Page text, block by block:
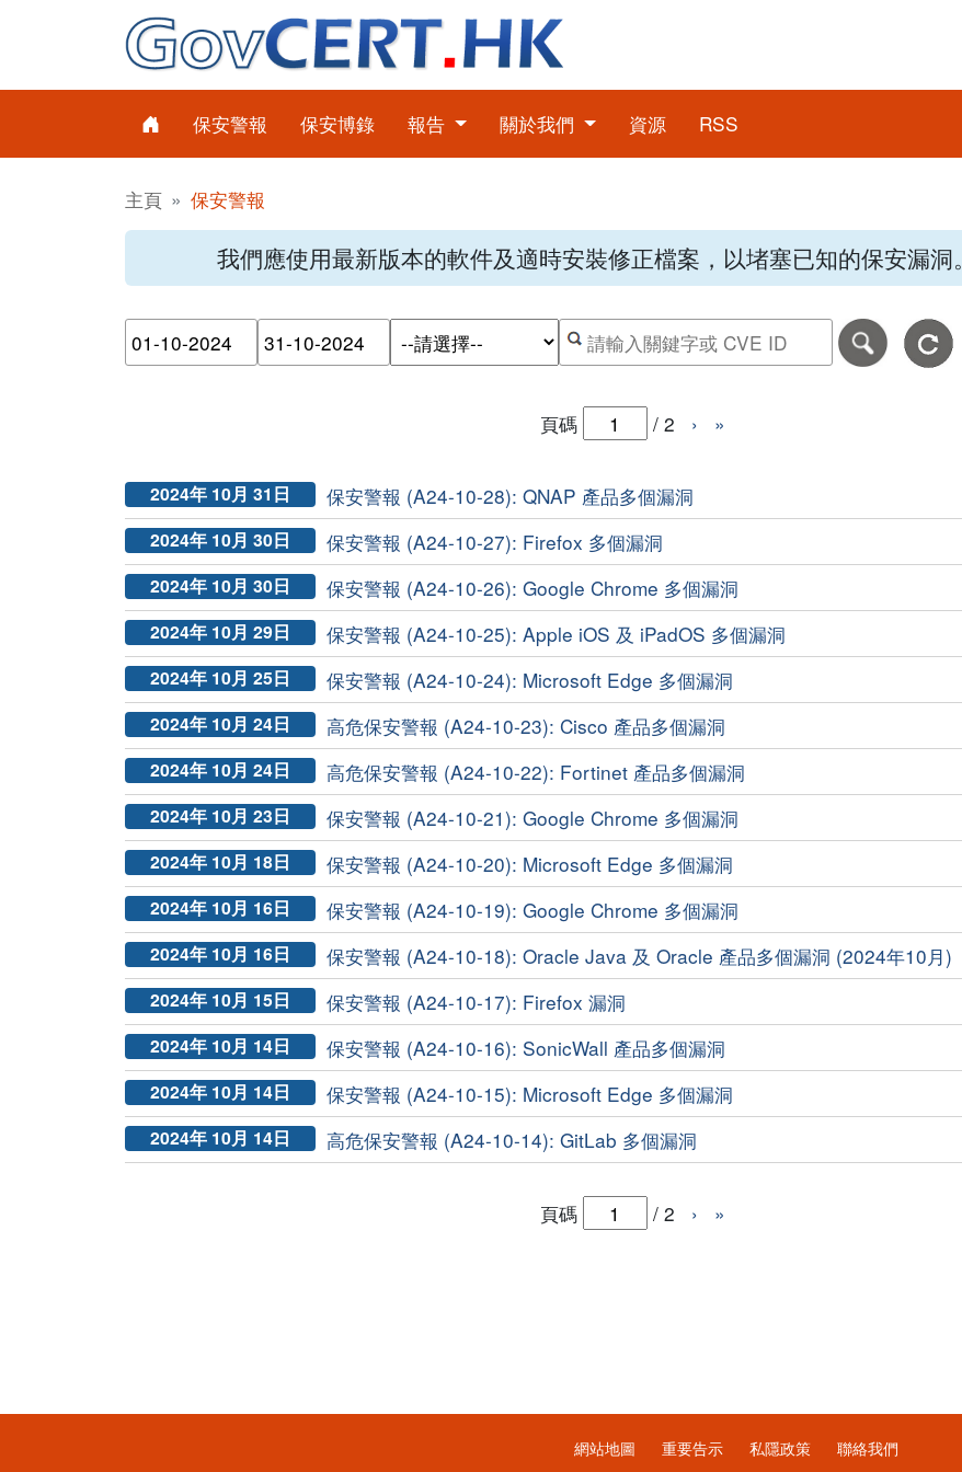
保安警報 保安博錄 報告 關於我們 資源 RSS
主頁 保安警報
我們應使用最新版本的軟件及適時安裝修正檔案，以堵塞已知的保安漏洞。
請輸入搜尋日期範圍的開始日期，格式為日日-月月-年年年年。
請輸入搜尋日期範圍的結束日期，格式為日日-月月-年年年年。
按關鍵字或 CVE ID 搜尋保安警報
頁碼 / 2 › »
2024年 10月 31日 保安警報 (A24-10-28): QNAP 產品多個漏洞
2024年 10月 30日 保安警報 (A24-10-27): Firefox 多個漏洞
2024年 10月 30日 保安警報 (A24-10-26): Google Chrome 多個漏洞
2024年 10月 29日 保安警報 (A24-10-25): Apple iOS 及 iPadOS 多個漏洞
2024年 10月 25日 保安警報 (A24-10-24): Microsoft Edge 多個漏洞
2024年 10月 24日 高危保安警報 (A24-10-23): Cisco 產品多個漏洞
2024年 10月 24日 高危保安警報 (A24-10-22): Fortinet 產品多個漏洞
2024年 10月 23日 保安警報 (A24-10-21): Google Chrome 多個漏洞
2024年 10月 18日 保安警報 (A24-10-20): Microsoft Edge 多個漏洞
2024年 10月 16日 保安警報 (A24-10-19): Google Chrome 多個漏洞
2024年 10月 16日 保安警報 (A24-10-18): Oracle Java 及 Oracle 產品多個漏洞 (2024年10月)
2024年 10月 15日 保安警報 (A24-10-17): Firefox 漏洞
2024年 10月 14日 保安警報 (A24-10-16): SonicWall 產品多個漏洞
2024年 10月 14日 保安警報 (A24-10-15): Microsoft Edge 多個漏洞
2024年 10月 14日 高危保安警報 (A24-10-14): GitLab 多個漏洞
頁碼 / 2 › »
網站地圖 重要告示 私隱政策 聯絡我們